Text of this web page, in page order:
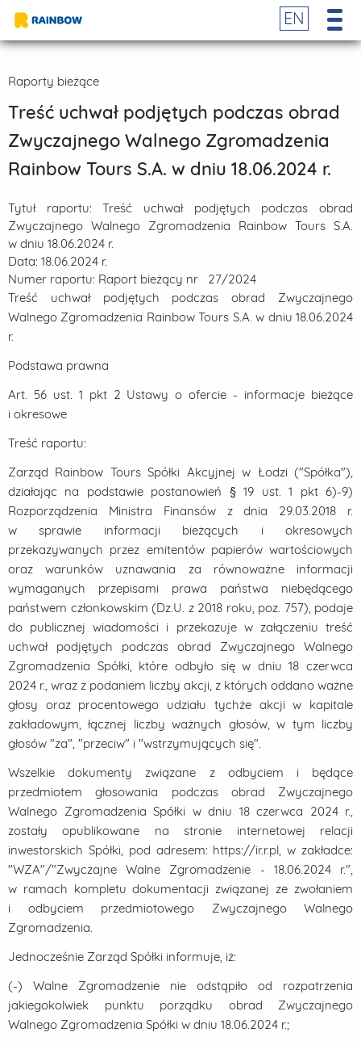
EN
Raporty bieżące
Treść uchwał podjętych podczas obrad
Zwyczajnego Walnego Zgromadzenia
Rainbow Tours S.A. w dniu 18.06.2024 r.
Tytuł raportu:Treść uchwał podjętych podczas obrad
Zwyczajnego Walnego Zgromadzenia Rainbow Tours S.A.
w dniu 18.06.2024 r.
Data: 18.06.2024 r.
Numer raportu: Raport bieżący nr 27/2024
Treść uchwał podjętych podczas obrad Zwyczajnego
Walnego Zgromadzenia Rainbow Tours S.A. w dniu 18.06.2024
r.
Podstawa prawna
Art. 56 ust. 1 pkt 2 Ustawy o ofercie - informacje bieżące
i okresowe
Treść raportu:
Zarząd Rainbow Tours Spółki Akcyjnej w Łodzi ("Spółka"),
działając na podstawie postanowień § 19 ust. 1 pkt 6)-9)
Rozporządzenia Ministra Finansów z dnia 29.03.2018 r.
w sprawie informacji bieżących i okresowych
przekazywanych przez emitentów papierów wartościowych
oraz warunków uznawania za równoważne informacji
wymaganych przepisami prawa państwa niebędącego
państwem członkowskim (Dz.U. z 2018 roku, poz. 757), podaje
do publicznej wiadomości i przekazuje w załączeniu treść
uchwał podjętych podczas obrad Zwyczajnego Walnego
Zgromadzenia Spółki, które odbyło się w dniu 18 czerwca
2024 r., wraz z podaniem liczby akcji, z których oddano ważne
głosy oraz procentowego udziału tychże akcji w kapitale
zakładowym, łącznej liczby ważnych głosów, w tym liczby
głosów "za", "przeciw" i "wstrzymujących się".
Wszelkie dokumenty związane z odbyciem i będące
przedmiotem głosowania podczas obrad Zwyczajnego
Walnego Zgromadzenia Spółki w dniu 18 czerwca 2024 r.,
zostały opublikowane na stronie internetowej relacji
inwestorskich Spółki, pod adresem: https://ir.r.pl, w zakładce:
"WZA"/"Zwyczajne Walne Zgromadzenie - 18.06.2024 r.",
w ramach kompletu dokumentacji związanej ze zwołaniem
i odbyciem przedmiotowego Zwyczajnego Walnego
Zgromadzenia.
Jednocześnie Zarząd Spółki informuje, iż:
(-) Walne Zgromadzenie nie odstąpiło od rozpatrzenia
jakiegokolwiek punktu porządku obrad Zwyczajnego
Walnego Zgromadzenia Spółki w dniu 18.06.2024 r.;